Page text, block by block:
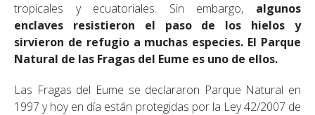
tropicales y ecuatoriales. Sin embargo, algunos
enclaves resistieron el paso de los hielos y
sirvieron de refugio a muchas especies. El Parque
Natural de las Fragas del Eume es uno de ellos.
Las Fragas del Eume se declararon Parque Natural en
1997 y hoy en día están protegidas por la Ley 42/2007 de